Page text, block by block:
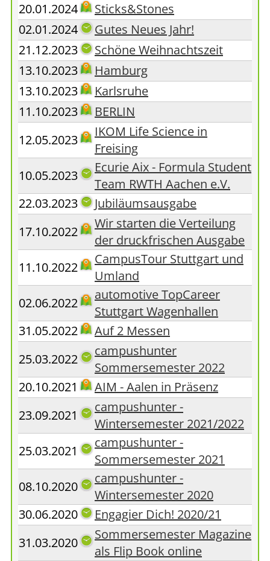
20.01.2024
Sticks&Stones
02.01.2024
Gutes Neues Jahr!
21.12.2023
Schöne Weihnachtszeit
13.10.2023
Hamburg
13.10.2023
Karlsruhe
11.10.2023
BERLIN
12.05.2023
IKOM Life Science in
Freising
10.05.2023
Ecurie Aix - Formula Student
Team RWTH Aachen e.V.
22.03.2023
Jubiläumsausgabe
17.10.2022
Wir starten die Verteilung
der druckfrischen Ausgabe
11.10.2022
CampusTour Stuttgart und
Umland
02.06.2022
automotive TopCareer
Stuttgart Wagenhallen
31.05.2022
Auf 2 Messen
25.03.2022
campushunter
Sommersemester 2022
20.10.2021
AIM - Aalen in Präsenz
23.09.2021
campushunter -
Wintersemester 2021/2022
25.03.2021
campushunter -
Sommersemester 2021
08.10.2020
campushunter -
Wintersemester 2020
30.06.2020
Engagier Dich! 2020/21
31.03.2020
Sommersemester Magazine
als Flip Book online